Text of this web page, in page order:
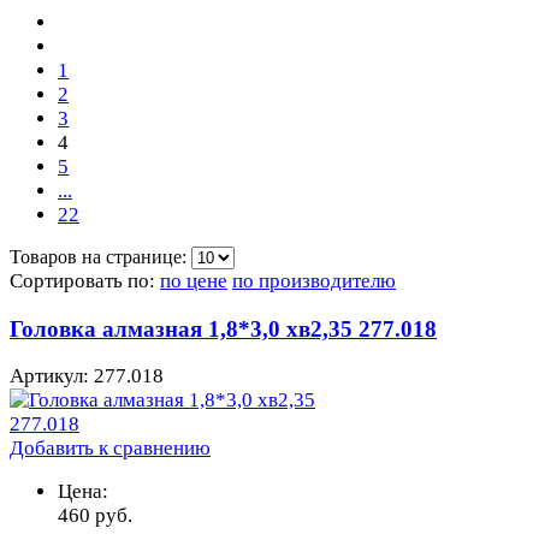
1
2
3
4
5
...
22
Товаров на странице:
Сортировать по: по цене по производителю
Головка алмазная 1,8*3,0 хв2,35 277.018
Артикул: 277.018
Добавить к сравнению
Цена:
460 руб.